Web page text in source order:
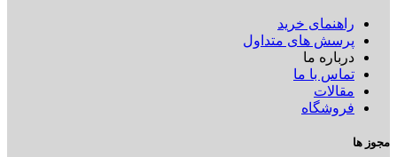
راهنمای خرید
پرسش های متداول
درباره ما
تماس با ما
مقالات
فروشگاه
مجوز ها